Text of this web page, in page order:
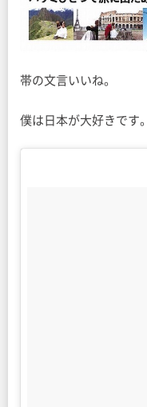
帯の文言いいね。
僕は日本が大好きです。